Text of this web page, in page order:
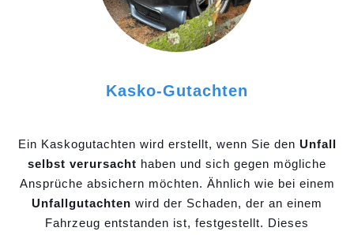
Kasko-Gutachten
Ein Kaskogutachten wird erstellt, wenn Sie den Unfall
selbst verursacht haben und sich gegen mögliche
Ansprüche absichern möchten. Ähnlich wie bei einem
Unfallgutachten wird der Schaden, der an einem
Fahrzeug entstanden ist, festgestellt. Dieses